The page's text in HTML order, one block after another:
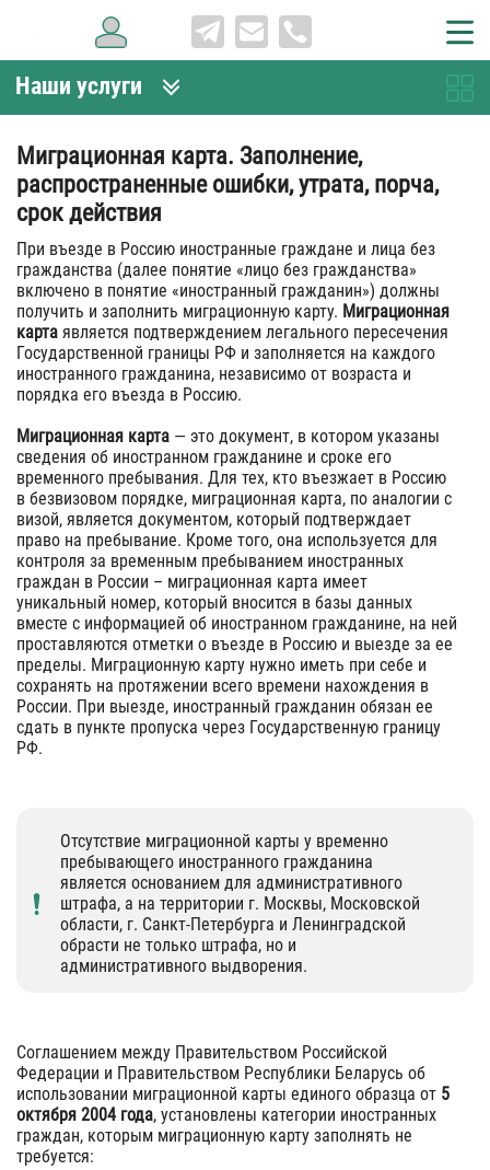
Наши услуги
Миграционная карта. Заполнение,
распространенные ошибки, утрата, порча,
срок действия
При въезде в Россию иностранные граждане и лица без
гражданства (далее понятие «лицо без гражданства»
включено в понятие «иностранный гражданин») должны
получить и заполнить миграционную карту. Миграционная
карта является подтверждением легального пересечения
Государственной границы РФ и заполняется на каждого
иностранного гражданина, независимо от возраста и
порядка его въезда в Россию.
Миграционная карта — это документ, в котором указаны
сведения об иностранном гражданине и сроке его
временного пребывания. Для тех, кто въезжает в Россию
в безвизовом порядке, миграционная карта, по аналогии с
визой, является документом, который подтверждает
право на пребывание. Кроме того, она используется для
контроля за временным пребыванием иностранных
граждан в России – миграционная карта имеет
уникальный номер, который вносится в базы данных
вместе с информацией об иностранном гражданине, на ней
проставляются отметки о въезде в Россию и выезде за ее
пределы. Миграционную карту нужно иметь при себе и
сохранять на протяжении всего времени нахождения в
России. При выезде, иностранный гражданин обязан ее
сдать в пункте пропуска через Государственную границу
РФ.
Отсутствие миграционной карты у временно
пребывающего иностранного гражданина
является основанием для административного
штрафа, а на территории г. Москвы, Московской
области, г. Санкт-Петербурга и Ленинградской
обрасти не только штрафа, но и
административного выдворения.
Соглашением между Правительством Российской
Федерации и Правительством Республики Беларусь об
использовании миграционной карты единого образца от 5
октября 2004 года, установлены категории иностранных
граждан, которым миграционную карту заполнять не
требуется: